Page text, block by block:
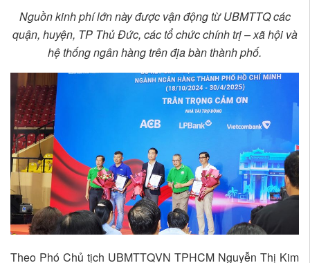
Nguồn kinh phí lớn này được vận động từ UBMTTQ các
quận, huyện, TP Thủ Đức, các tổ chức chính trị – xã hội và
hệ thống ngân hàng trên địa bàn thành phố.
Theo Phó Chủ tịch UBMTTQVN TPHCM Nguyễn Thị Kim